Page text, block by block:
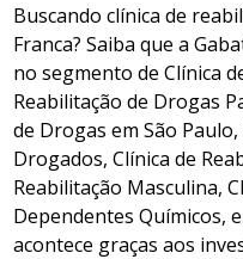
Buscando clínica de
Franca? Saiba que a
no segmento de Clínica
Reabilitação de Drogas
de Drogas em São
Drogados, Clínica de
Reabilitação Masculina,
Dependentes Químicos,
acontece graças aos